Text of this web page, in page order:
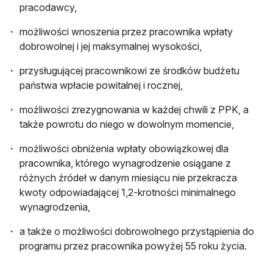
pracodawcy,
możliwości wnoszenia przez pracownika wpłaty
dobrowolnej i jej maksymalnej wysokości,
przysługującej pracownikowi ze środków budżetu
państwa wpłacie powitalnej i rocznej,
możliwości zrezygnowania w każdej chwili z PPK, a
także powrotu do niego w dowolnym momencie,
możliwości obniżenia wpłaty obowiązkowej dla
pracownika, którego wynagrodzenie osiągane z
różnych źródeł w danym miesiącu nie przekracza
kwoty odpowiadającej 1,2-krotności minimalnego
wynagrodzenia,
a także o możliwości dobrowolnego przystąpienia do
programu przez pracownika powyżej 55 roku życia.